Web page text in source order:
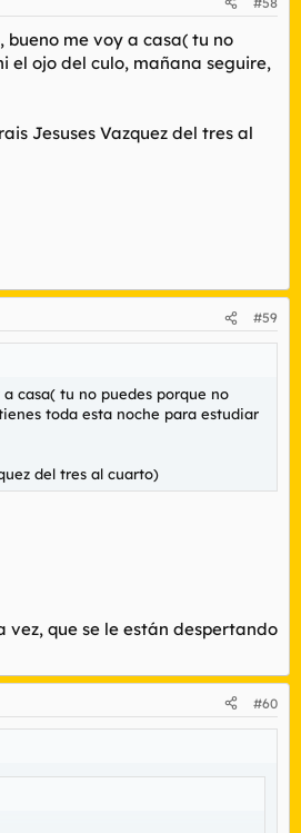
me voy a casa( tu no
el ojo del culo, mañana seguire,
Jesuses Vazquez del tres al
#59
casa( tu no puedes porque no
toda esta noche para estudiar
del tres al cuarto)
que se le están despertando
#60